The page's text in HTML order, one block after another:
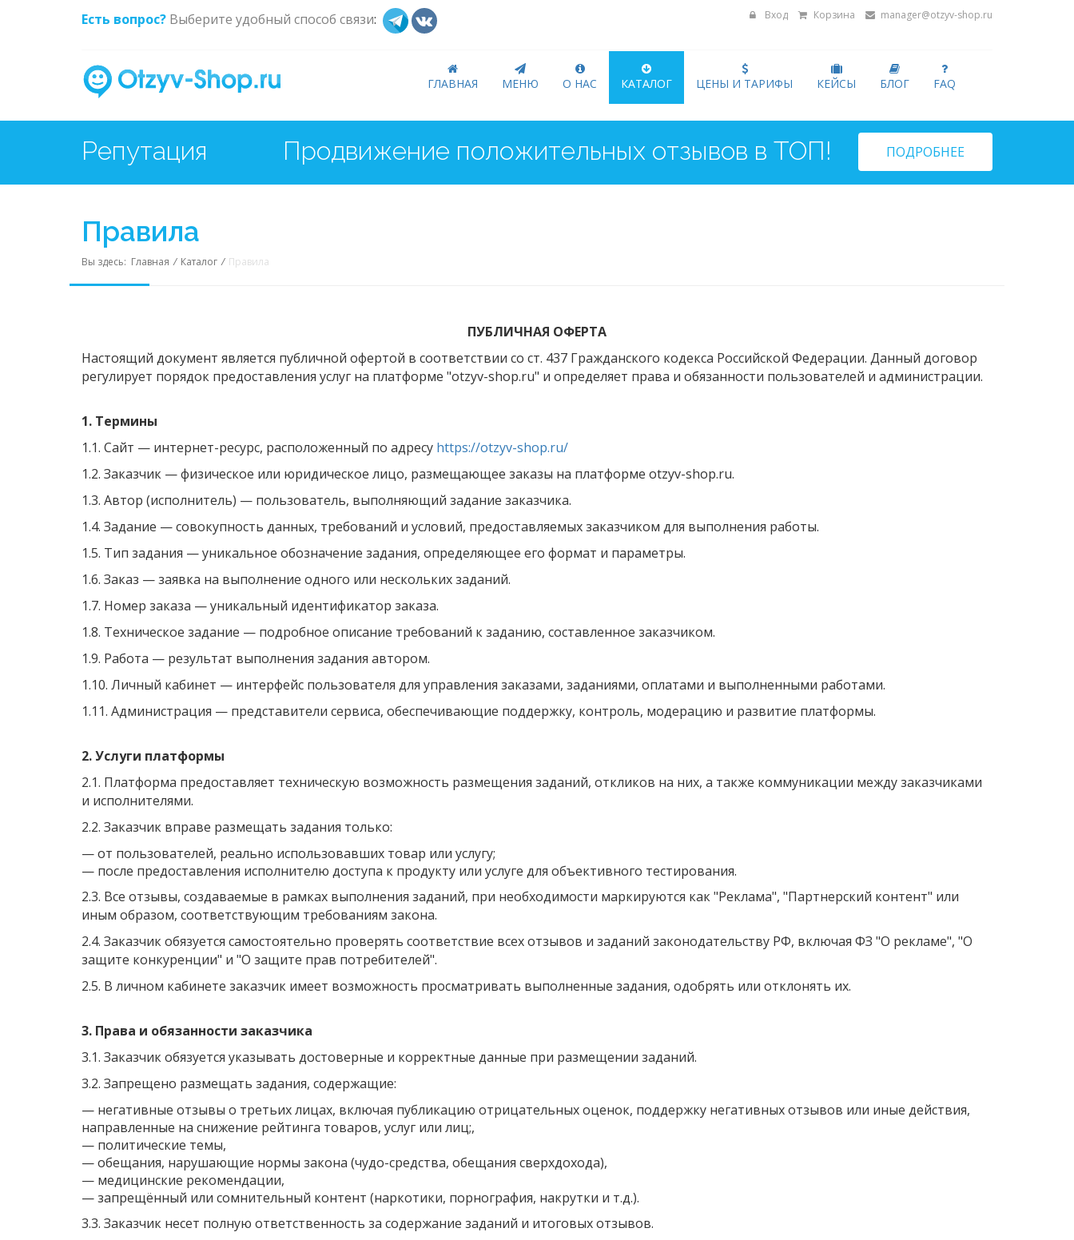
Есть вопрос? Выберите удобный способ связи: Вход Корзина manager@otzyv-shop.ru
ГЛАВНАЯ МЕНЮ О НАС КАТАЛОГ ЦЕНЫ И ТАРИФЫ КЕЙСЫ БЛОГ FAQ
Репутация Продвижение положительных отзывов в ТОП! ПОДРОБНЕЕ
Правила
Вы здесь: Главная / Каталог / Правила
ПУБЛИЧНАЯ ОФЕРТА
Настоящий документ является публичной офертой в соответствии со ст. 437 Гражданского кодекса Российской Федерации. Данный договор
регулирует порядок предоставления услуг на платформе "otzyv-shop.ru" и определяет права и обязанности пользователей и администрации.
1. Термины
1.1. Сайт — интернет-ресурс, расположенный по адресу https://otzyv-shop.ru/
1.2. Заказчик — физическое или юридическое лицо, размещающее заказы на платформе otzyv-shop.ru.
1.3. Автор (исполнитель) — пользователь, выполняющий задание заказчика.
1.4. Задание — совокупность данных, требований и условий, предоставляемых заказчиком для выполнения работы.
1.5. Тип задания — уникальное обозначение задания, определяющее его формат и параметры.
1.6. Заказ — заявка на выполнение одного или нескольких заданий.
1.7. Номер заказа — уникальный идентификатор заказа.
1.8. Техническое задание — подробное описание требований к заданию, составленное заказчиком.
1.9. Работа — результат выполнения задания автором.
1.10. Личный кабинет — интерфейс пользователя для управления заказами, заданиями, оплатами и выполненными работами.
1.11. Администрация — представители сервиса, обеспечивающие поддержку, контроль, модерацию и развитие платформы.
2. Услуги платформы
2.1. Платформа предоставляет техническую возможность размещения заданий, откликов на них, а также коммуникации между заказчиками
и исполнителями.
2.2. Заказчик вправе размещать задания только:
—от пользователей, реально использовавших товар или услугу;
— после предоставления исполнителю доступа к продукту или услуге для объективного тестирования.
2.3. Все отзывы, создаваемые в рамках выполнения заданий, при необходимости маркируются как "Реклама", "Партнерский контент" или
иным образом, соответствующим требованиям закона.
2.4. Заказчик обязуется самостоятельно проверять соответствие всех отзывов и заданий законодательству РФ, включая ФЗ "О рекламе", "О
защите конкуренции" и "О защите прав потребителей".
2.5. В личном кабинете заказчик имеет возможность просматривать выполненные задания, одобрять или отклонять их.
3. Права и обязанности заказчика
3.1. Заказчик обязуется указывать достоверные и корректные данные при размещении заданий.
3.2. Запрещено размещать задания, содержащие:
— негативные отзывы о третьих лицах, включая публикацию отрицательных оценок, поддержку негативных отзывов или иные действия,
направленные на снижение рейтинга товаров, услуг или лиц;,
— политические темы,
—обещания, нарушающие нормы закона (чудо-средства, обещания сверхдохода),
— медицинские рекомендации,
—запрещённый или сомнительный контент (наркотики, порнография, накрутки и т.д.).
3.3. Заказчик несет полную ответственность за содержание заданий и итоговых отзывов.